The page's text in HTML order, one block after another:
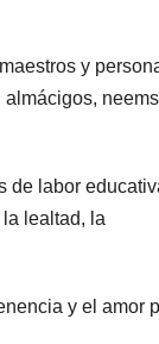
y
de labor
lealtad, la
y el amor